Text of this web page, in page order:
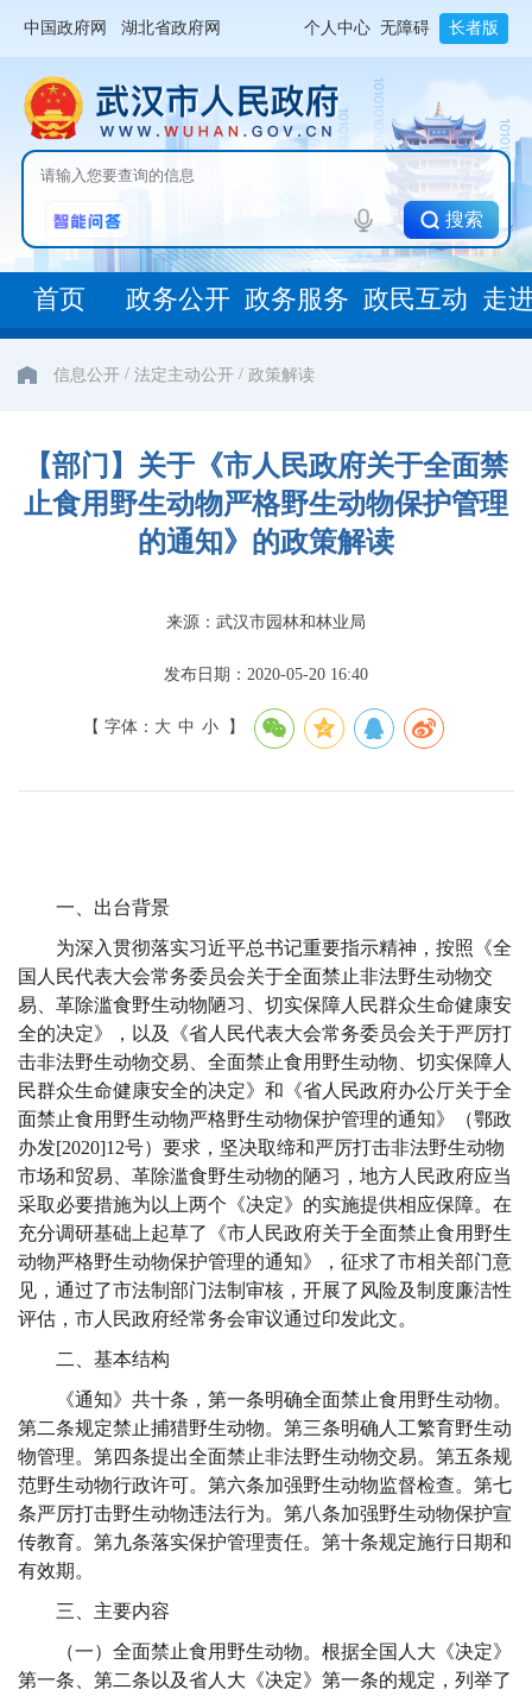
中国政府网 湖北省政府网 个人中心 无障碍 长者版
搜索
首页 政务公开 政务服务 政民互动 走
信息公开 / 法定主动公开 / 政策解读
【部门】关于《市人民政府关于全面禁
止食用野生动物严格野生动物保护管理
的通知》的政策解读
来源：武汉市园林和林业局
发布日期：2020-05-20 16:40
【 字体： 大 中 小 】
一、出台背景
为深入贯彻落实习近平总书记重要指示精神，按照 《全
国 人民代表大会常务委员会关于全面禁止非法野生动物交
易、革除滥食野生动物陋习、切实保障人民群众生命健康安
全的决定》，以及
《省人民代表大会常务委员会关于严厉打
击非法野生动物交易、全面禁止食用野生动物、切实保障人
民群众生命健康安全的决定》 和 《省人民政府办公厅关于全
面禁止食用野生动物严格野生动物保护管理的通知》（鄂政
办发[2020]12号）要求，坚决取缔和严厉打击非法野生动物
市场和贸易、革除滥食野生动物的陋习，地方人民政府应当
采取必要措施为以上两个《决定》的实施提供相应保障。在
充分调研基础上起草了《市人民政府关于全面禁止食用野生
动物严格野生动物保护管理的通知》， 征求了市相关部门意
见， 通过了市法制部门法制审核，开展了风险及制度廉洁性
评估， 市人民政府经常务会审议通过印发此文。
二、基本结构
《通知》共十条，第一条明确全面禁止食用野生动物。
第二条规定禁止捕猎野生动物。第三条明确人工繁育野生动
物管理。第四条提出全面禁止非法野生动物交易。第五条规
范野生动物行政许可。第六条加强野生动物监督检查。第七
条严厉打击野生动物违法行为。第八条加强野生动物保护宣
传教育。第九条落实保护管理责任。第十条规定施行日期和
有效期。
三、主要内容
（一）全面禁止食用野生动物。 根据全国人大《决定》
第一条、第二条以及省人大《决定》第一条的规定，列举了